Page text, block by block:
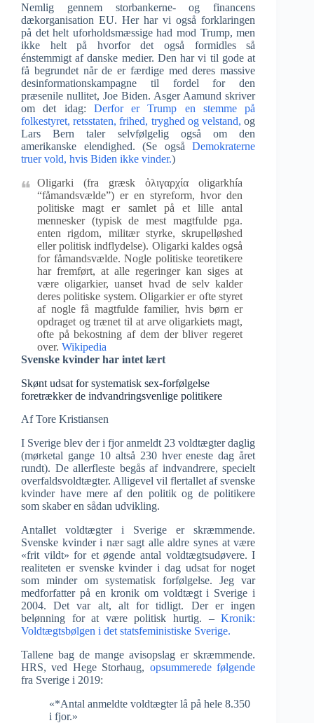
Nemlig gennem storbankerne- og financens
dækorganisation EU. Her har vi også forklaringen
på det helt uforholdsmæssige had mod Trump, men
ikke helt på hvorfor det også formidles så
énstemmigt af danske medier. Den har vi til gode at
få begrundet når de er færdige med deres massive
desinformationskampagne til fordel for den
præsenile nullitet, Joe Biden. Asger Aamund skriver
om det idag: Derfor er Trump en stemme på
folkestyret, retsstaten, frihed, tryghed og velstand, og
Lars Bern taler selvfølgelig også om den
amerikanske elendighed. (Se ogsåDemokraterne
truer vold, hvis Biden ikke vinder.)
Oligarki (fra græsk ὀλιγαρχία oligarkhía
“fåmandsvælde”) er en styreform, hvor den
politiske magt er samlet på et lille antal
mennesker (typisk de mest magtfulde pga.
enten rigdom, militær styrke, skrupelløshed
eller politisk indflydelse). Oligarki kaldes også
for fåmandsvælde. Nogle politiske teoretikere
har fremført, at alle regeringer kan siges at
være oligarkier, uanset hvad de selv kalder
deres politiske system. Oligarkier er ofte styret
af nogle få magtfulde familier, hvis børn er
opdraget og trænet til at arve oligarkiets magt,
ofte på bekostning af dem der bliver regeret
over. Wikipedia
Svenske kvinder har intet lært
Skønt udsat for systematisk sex-forfølgelse
foretrækker de indvandrings­venlige politikere
Af Tore Kristiansen
I Sverige blev der i fjor anmeldt 23 voldtægter daglig
(mørketal gange 10 altså 230 hver eneste dag året
rundt). De allerfleste begås af indvandrere, specielt
overfaldsvoldtægter. Alligevel vil flertallet af svenske
kvinder have mere af den politik og de politikere
som skaber en sådan udvikling.
Antallet voldtægter i Sverige er skræmmende.
Svenske kvinder i nær sagt alle aldre synes at være
«frit vildt» for et øgende antal voldtægtsudøvere. I
realiteten er svenske kvinder i dag udsat for noget
som minder om systematisk forfølgelse. Jeg var
medforfatter på en kronik om voldtægt i Sverige i
2004. Det var alt, alt for tidligt. Der er ingen
belønning for at være politisk hurtig. –Kronik:
Voldtægtsbølgen i det statsfeministiske Sverige.
Tallene bag de mange avisopslag er skræmmende.
HRS, ved Hege Storhaug, opsummerede følgende
fra Sverige i 2019:
«*Antal anmeldte voldtægter lå på hele 8.350
i fjor.»